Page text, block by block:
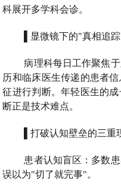
科展开多学科会诊。
▌显微镜下的"真相追
病理科每日工作聚焦
历和临床医生传递的患者
征进行判断。年轻医生的
断正是技术难点。
▌打破认知壁垒的三重
患者认知盲区：多数
误以为"切了就完事"。